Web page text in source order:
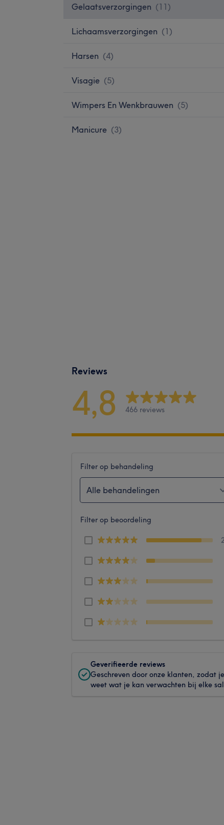
Gelaatsverzorgingen (11 )
Lichaamsverzorgingen (1)
Harsen (4)
Visagie (5)
Wimpers En Wenkbrauwen (5)
Manicure (3)
Reviews
4,8 466 reviews
Filter op behandeling
Alle behandelingen
Filter op beoordeling
Geverifieerde reviews
Geschreven door onze klanten, zodat je
weet wat je kan verwachten bij elke